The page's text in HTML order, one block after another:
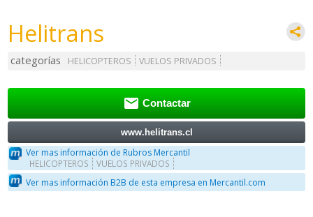
Helitrans
categorías HELICOPTEROS VUELOS PRIVADOS
 Contactar
www.helitrans.cl
Ver mas información de Rubros Mercantil
HELICOPTEROS VUELOS PRIVADOS
Ver mas información B2B de esta empresa en Mercantil.com